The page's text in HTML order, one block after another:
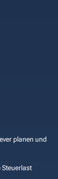
planen und
Steuerlast